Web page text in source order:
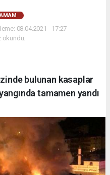
08.04.2021 - 17:27
okundu.
bulunan kasaplar
tamamen yandı